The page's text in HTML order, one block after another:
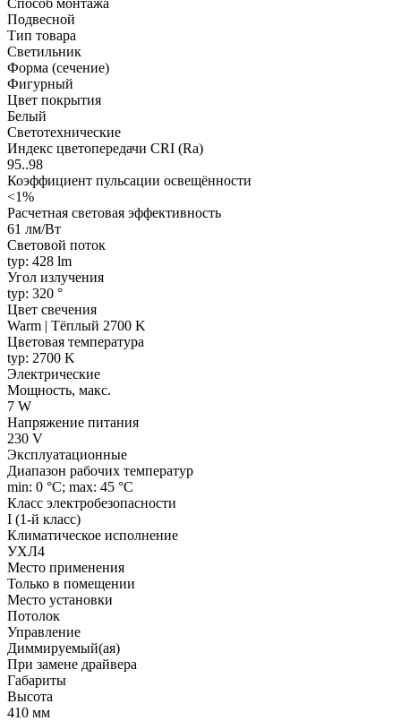
Подвесной
Тип товара
Светильник
Форма (сечение)
Фигурный
Цвет покрытия
Белый
Светотехнические
Индекс цветопередачи CRI (Ra)
95..98
Коэффициент пульсации освещённости
<1%
Расчетная световая эффективность
61 лм/Вт
Световой поток
typ: 428 lm
Угол излучения
typ: 320 °
Цвет свечения
Warm | Тёплый 2700 K
Цветовая температура
typ: 2700 K
Электрические
Мощность, макс.
7 W
Напряжение питания
230 V
Эксплуатационные
Диапазон рабочих температур
min: 0 °C; max: 45 °C
Класс электробезопасности
I (1-й класс)
Климатическое исполнение
УХЛ4
Место применения
Только в помещении
Место установки
Потолок
Управление
Диммируемый(ая)
При замене драйвера
Габариты
Высота
410 мм